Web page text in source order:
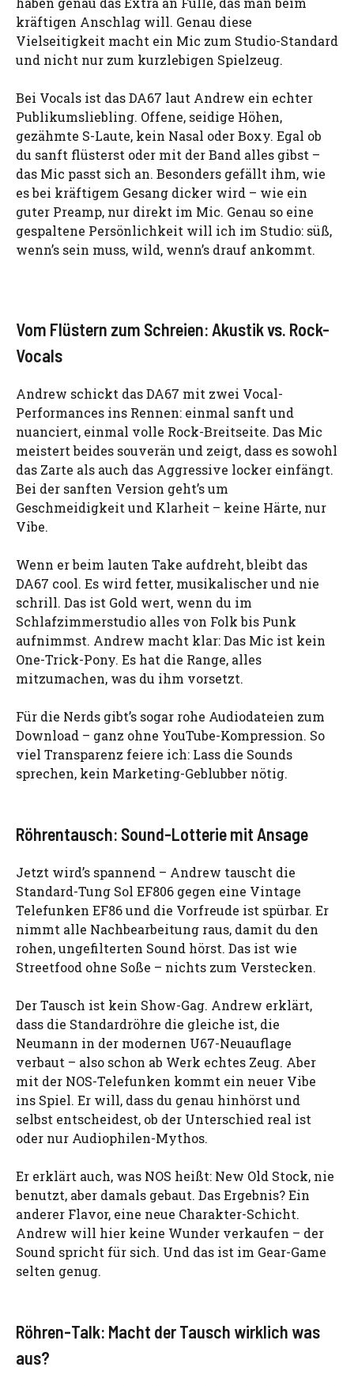
kräftigen Anschlag will. Genau diese
Vielseitigkeit macht ein Mic zum Studio-Standard
und nicht nur zum kurzlebigen Spielzeug.
Bei Vocals ist das DA67 laut Andrew ein echter
Publikumsliebling. Offene, seidige Höhen,
gezähmte S-Laute, kein Nasal oder Boxy. Egal ob
du sanft flüsterst oder mit der Band alles gibst –
das Mic passt sich an. Besonders gefällt ihm, wie
es bei kräftigem Gesang dicker wird – wie ein
guter Preamp, nur direkt im Mic. Genau so eine
gespaltene Persönlichkeit will ich im Studio: süß,
wenn’s sein muss, wild, wenn’s drauf ankommt.
Vom Flüstern zum Schreien: Akustik vs. Rock-
Vocals
Andrew schickt das DA67 mit zwei Vocal-
Performances ins Rennen: einmal sanft und
nuanciert, einmal volle Rock-Breitseite. Das Mic
meistert beides souverän und zeigt, dass es sowohl
das Zarte als auch das Aggressive locker einfängt.
Bei der sanften Version geht’s um
Geschmeidigkeit und Klarheit – keine Härte, nur
Vibe.
Wenn er beim lauten Take aufdreht, bleibt das
DA67 cool. Es wird fetter, musikalischer und nie
schrill. Das ist Gold wert, wenn du im
Schlafzimmerstudio alles von Folk bis Punk
aufnimmst. Andrew macht klar: Das Mic ist kein
One-Trick-Pony. Es hat die Range, alles
mitzumachen, was du ihm vorsetzt.
Für die Nerds gibt’s sogar rohe Audiodateien zum
Download – ganz ohne YouTube-Kompression. So
viel Transparenz feiere ich: Lass die Sounds
sprechen, kein Marketing-Geblubber nötig.
Röhrentausch: Sound-Lotterie mit Ansage
Jetzt wird’s spannend – Andrew tauscht die
Standard-Tung Sol EF806 gegen eine Vintage
Telefunken EF86 und die Vorfreude ist spürbar. Er
nimmt alle Nachbearbeitung raus, damit du den
rohen, ungefilterten Sound hörst. Das ist wie
Streetfood ohne Soße – nichts zum Verstecken.
Der Tausch ist kein Show-Gag. Andrew erklärt,
dass die Standardröhre die gleiche ist, die
Neumann in der modernen U67-Neuauflage
verbaut – also schon ab Werk echtes Zeug. Aber
mit der NOS-Telefunken kommt ein neuer Vibe
ins Spiel. Er will, dass du genau hinhörst und
selbst entscheidest, ob der Unterschied real ist
oder nur Audiophilen-Mythos.
Er erklärt auch, was NOS heißt: New Old Stock, nie
benutzt, aber damals gebaut. Das Ergebnis? Ein
anderer Flavor, eine neue Charakter-Schicht.
Andrew will hier keine Wunder verkaufen – der
Sound spricht für sich. Und das ist im Gear-Game
selten genug.
Röhren-Talk: Macht der Tausch wirklich was
aus?